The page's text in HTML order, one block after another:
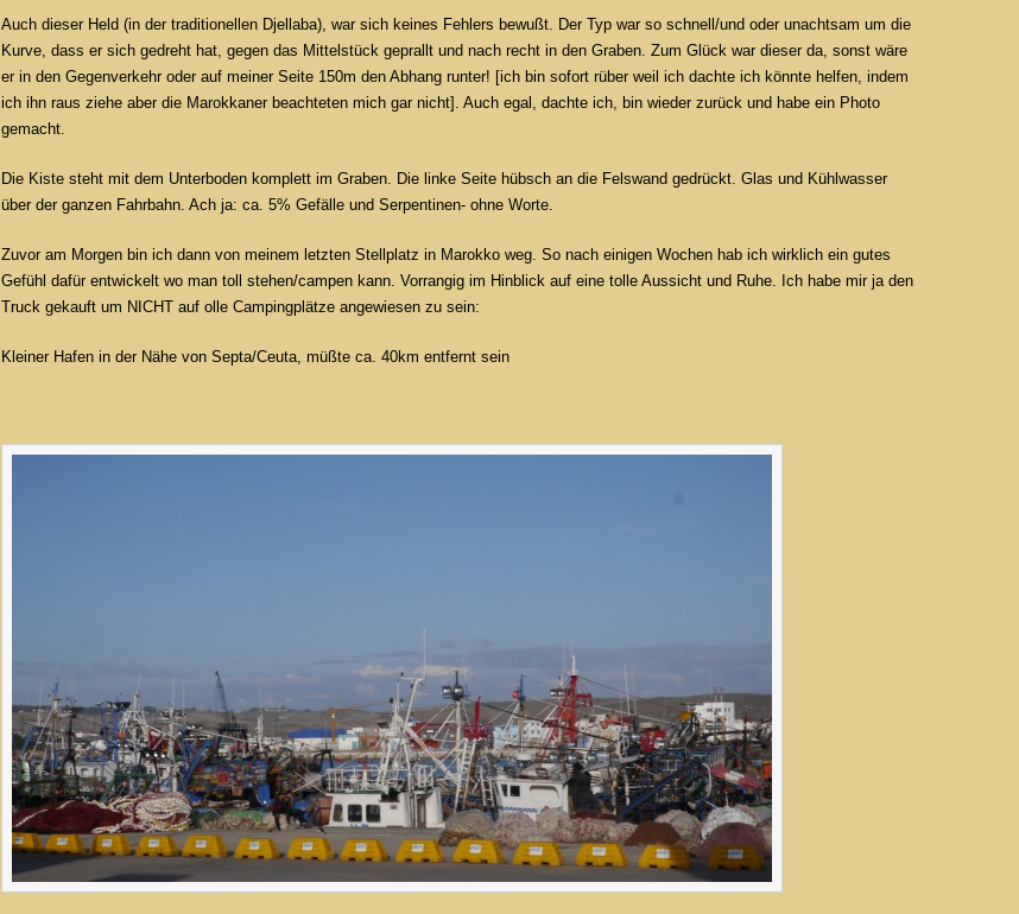
Auch dieser Held (in der traditionellen Djellaba), war sich keines Fehlers bewußt. Der Typ war so schnell/und oder unachtsam um die
Kurve, dass er sich gedreht hat, gegen das Mittelstück geprallt und nach recht in den Graben. Zum Glück war dieser da, sonst wäre
er in den Gegenverkehr oder auf meiner Seite 150m den Abhang runter! [ich bin sofort rüber weil ich dachte ich könnte helfen, indem
ich ihn raus ziehe aber die Marokkaner beachteten mich gar nicht]. Auch egal, dachte ich, bin wieder zurück und habe ein Photo
gemacht.
Die Kiste steht mit dem Unterboden komplett im Graben. Die linke Seite hübsch an die Felswand gedrückt. Glas und Kühlwasser
über der ganzen Fahrbahn. Ach ja: ca. 5% Gefälle und Serpentinen- ohne Worte.
Zuvor am Morgen bin ich dann von meinem letzten Stellplatz in Marokko weg. So nach einigen Wochen hab ich wirklich ein gutes
Gefühl dafür entwickelt wo man toll stehen/campen kann. Vorrangig im Hinblick auf eine tolle Aussicht und Ruhe. Ich habe mir ja den
Truck gekauft um NICHT auf olle Campingplätze angewiesen zu sein:
Kleiner Hafen in der Nähe von Septa/Ceuta, müßte ca. 40km entfernt sein